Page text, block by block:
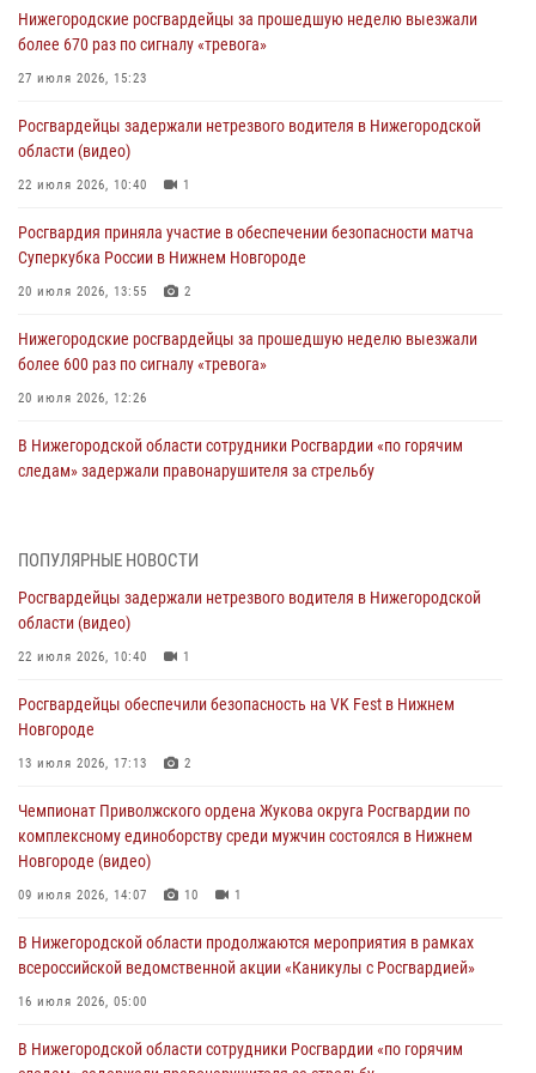
Нижегородские росгвардейцы за прошедшую неделю выезжали
более 670 раз по сигналу «тревога»
27 июля 2026, 15:23
Росгвардейцы задержали нетрезвого водителя в Нижегородской
области (видео)
22 июля 2026, 10:40 1
Росгвардия приняла участие в обеспечении безопасности матча
Суперкубка России в Нижнем Новгороде
20 июля 2026, 13:55 2
Нижегородские росгвардейцы за прошедшую неделю выезжали
более 600 раз по сигналу «тревога»
20 июля 2026, 12:26
В Нижегородской области сотрудники Росгвардии «по горячим
следам» задержали правонарушителя за стрельбу
В Нижегородской области продолжаются мероприятия в рамках
16 июля 2026, 05:00
Росгвардейцы обеспечили безопасность на VK Fest в Нижнем
13 июля 2026, 17:13
Нижегородские росгвардейцы за прошедшую неделю выезжали
13 июля 2026, 06:45
Росгвардейцы предотвратили серию краж в Нижнем Новгороде
10 июля 2026, 09:38
ПОПУЛЯРНЫЕ НОВОСТИ
Росгвардейцы задержали нетрезвого водителя в Нижегородской
области (видео)
22 июля 2026, 10:40 1
Росгвардейцы обеспечили безопасность на VK Fest в Нижнем
Новгороде
13 июля 2026, 17:13 2
Чемпионат Приволжского ордена Жукова округа Росгвардии по
комплексному единоборству среди мужчин состоялся в Нижнем
Новгороде (видео)
09 июля 2026, 14:07 10 1
В Нижегородской области продолжаются мероприятия в рамках
всероссийской ведомственной акции «Каникулы с Росгвардией»
16 июля 2026, 05:00
В Нижегородской области сотрудники Росгвардии «по горячим